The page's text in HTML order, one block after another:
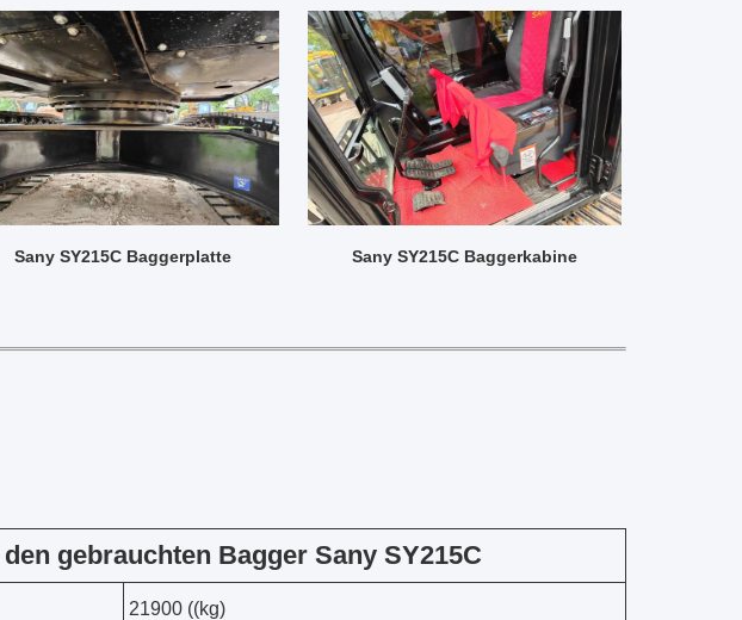
Sany SY215C Baggerplatte Sany SY215C Baggerkabine
gebrauchten Bagger Sany SY215C
21900 ((kg)